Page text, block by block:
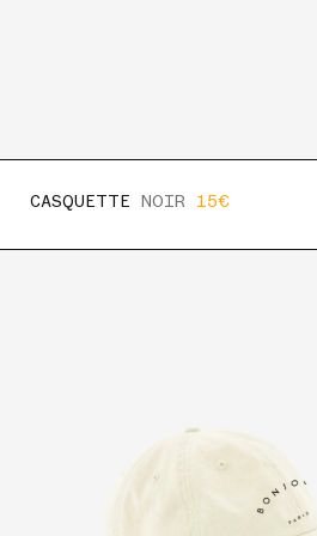
CASQUETTE NOIR 15€